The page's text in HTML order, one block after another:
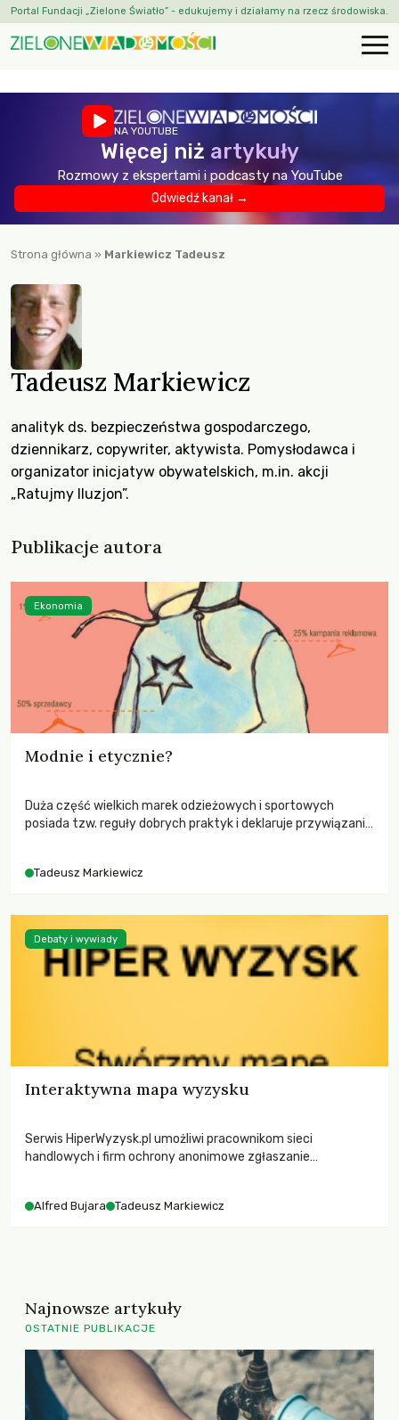
Portal Fundacji „Zielone Światło” - edukujemy i działamy na rzecz środowiska.
NA YOUTUBE
Więcej niż artykuły
Rozmowy z ekspertami i podcasty na YouTube
Odwiedź kanał →
Strona główna » Markiewicz Tadeusz
Tadeusz Markiewicz
analityk ds. bezpieczeństwa gospodarczego,
dziennikarz, copywriter, aktywista. Pomysłodawca i
organizator inicjatyw obywatelskich, m.in. akcji
„Ratujmy Iluzjon”.
Publikacje autora
Modnie i etycznie?
Duża część wielkich marek odzieżowych i sportowych
posiada tzw. reguły dobrych praktyk i deklaruje przywiązanie
łamania praw człowieka?
Tadeusz Markiewicz
Ekonomia
Interaktywna mapa wyzysku
Serwis HiperWyzysk.pl umożliwi pracownikom sieci
handlowych i firm ochrony anonimowe zgłaszanie
ochrony rozmawiamy z Alfredem Bujarą z NSZZ Solidarność.
Alfred Bujara Tadeusz Markiewicz
Debaty i wywiady
Najnowsze artykuły
OSTATNIE PUBLIKACJE